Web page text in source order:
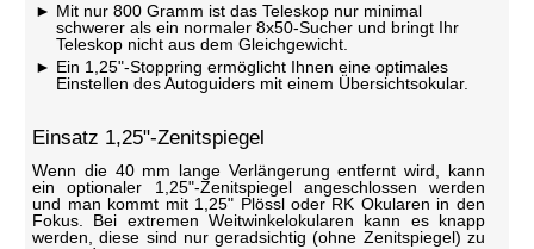
Mit nur 800 Gramm ist das Teleskop nur minimal
schwerer als ein normaler 8x50-Sucher und bringt Ihr
Teleskop nicht aus dem Gleichgewicht.
Ein 1,25"-Stoppring ermöglicht Ihnen eine optimales
Einstellen des Autoguiders mit einem Übersichtsokular.
Einsatz 1,25"-Zenitspiegel
Wenn die 40 mm lange Verlängerung entfernt wird, kann
ein optionaler 1,25"-Zenitspiegel angeschlossen werden
und man kommt mit 1,25" Plössl oder RK Okularen in den
Fokus. Bei extremen Weitwinkelokularen kann es knapp
werden, diese sind nur geradsichtig (ohne Zenitspiegel) zu